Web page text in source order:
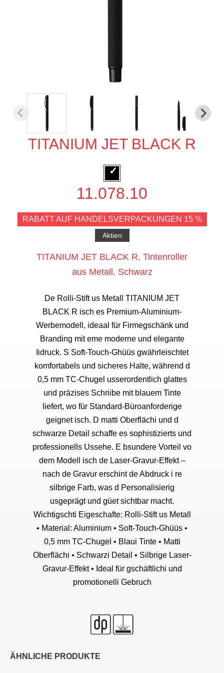
TITANIUM JET BLACK R
11.078.10
RABATT AUF HANDELSVERPACKUNGEN 15 %
Aktien
TITANIUM JET BLACK R, Tintenroller
aus Metall, Schwarz
De Rolli-Stift us Metall TITANIUM JET
BLACK R isch es Premium-Aluminium-
Werbemodell, ideaal für Firmegschänk und
Branding mit eme moderne und elegante
Iidruck. S Soft-Touch-Ghüüs gwährleischtet
komfortabels und sicheres Halte, während d
0,5 mm TC-Chugel usserordentlich glattes
und präzises Schriibe mit blauem Tinte
liefert, wo für Standard-Büroanforderige
geignet isch. D matti Oberflächi und d
schwarze Detail schaffe es sophistizierts und
professionells Ussehe. E bsundere Vorteil vo
dem Modell isch de Laser-Gravur-Effekt –
nach de Gravur erschint de Abdruck i re
silbrige Farb, was d Personalisierig
usgeprägt und güet sichtbar macht.
Wichtigschti Eigeschafte: Rolli-Stift us Metall
• Material: Aluminium • Soft-Touch-Ghüüs •
0,5 mm TC-Chugel • Blaui Tinte • Matti
Oberflächi • Schwarzi Detail • Silbrige Laser-
Gravur-Effekt • Ideal für gschäftlichi und
promotionelli Gebruch
ÄHNLICHE PRODUKTE